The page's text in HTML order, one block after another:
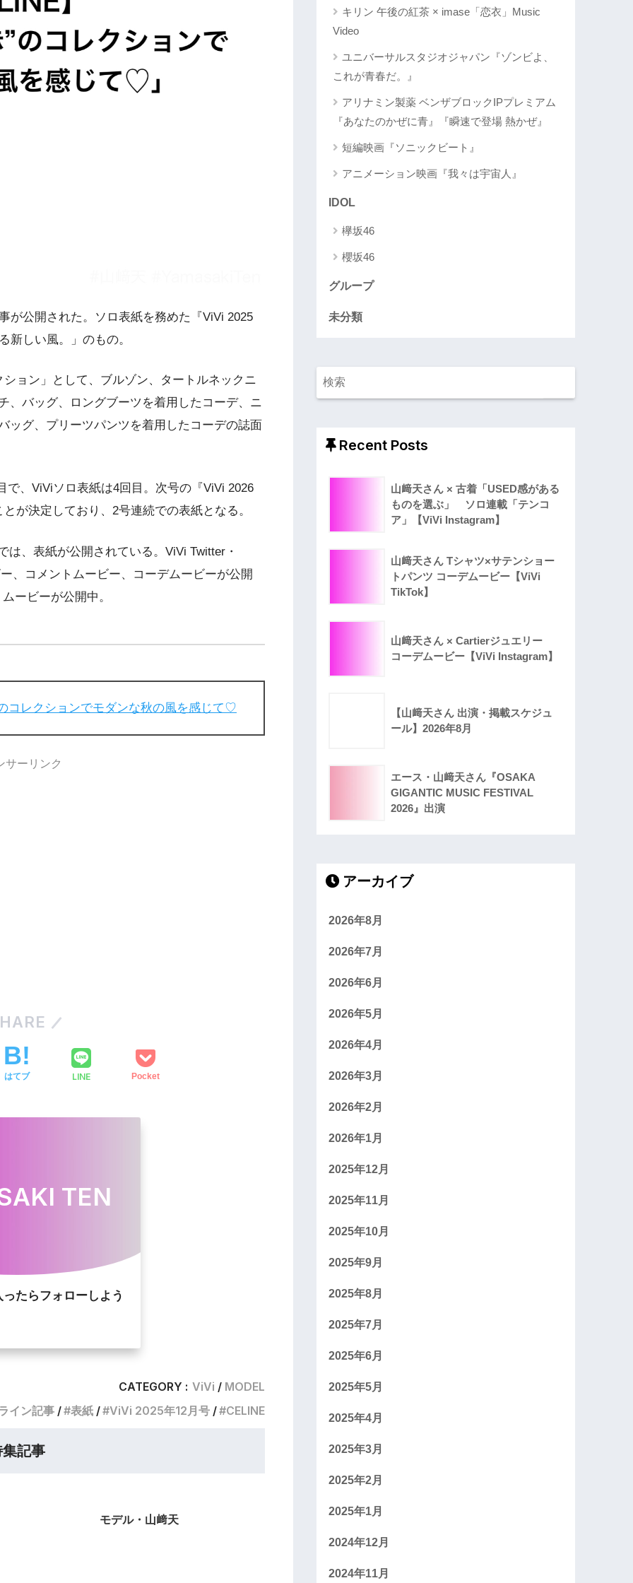
が公開された。ソロ表紙を務めた『ViVi 2025
新しい風。」のもの。
ョン」として、ブルゾン、タートルネックニ
、バッグ、ロングブーツを着用したコーデ、ニ
ッグ、プリーツパンツを着用したコーデの誌面
、ViViソロ表紙は4回目。次号の『ViVi 2026
が決定しており、2号連続での表紙となる。
は、表紙が公開されている。ViVi Twitter・
、コメントムービー、コーデムービーが公開
ービーが公開中。
コレクションでモダンな秋の風を感じて♡
サーリンク
はてブ LINE Pocket
TEN
たらフォローしよう
CATEGORY : ViVi
MODEL
イン記事
表紙 ViVi 2025年12月号 CELINE
集記事
モデル・山﨑天
キリン 午後の紅茶 × imase「恋衣」Music
Video
ユニバーサルスタジオジャパン『ゾンビよ、
これが青春だ。』
アリナミン製薬 ベンザブロックIPプレミアム
『あなたのかぜに青』『瞬速で登場 熱かぜ』
短編映画『ソニックビート』
アニメーション映画『我々は宇宙人』
IDOL
欅坂46
櫻坂46
グループ
未分類
Recent Posts
山﨑天さん × 古着「USED感がある
ものを選ぶ」 ソロ連載「テンコ
ア」【ViVi Instagram】
山﨑天さん Tシャツ×サテンショー
トパンツ コーデムービー【ViVi
TikTok】
山﨑天さん × Cartierジュエリー
コーデムービー【ViVi Instagram】
【山﨑天さん 出演・掲載スケジュ
ール】2026年8月
エース・山﨑天さん『OSAKA
GIGANTIC MUSIC FESTIVAL
2026』出演
アーカイブ
2026年8月
2026年7月
2026年6月
2026年5月
2026年4月
2026年3月
2026年2月
2026年1月
2025年12月
2025年11月
2025年10月
2025年9月
2025年8月
2025年7月
2025年6月
2025年5月
2025年4月
2025年3月
2025年2月
2025年1月
2024年12月
2024年11月